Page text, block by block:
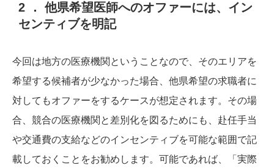
2 ． 他県希望医師へのオファーには、イン
センティブを明記
今回は地方の医療機関ということなので、そのエリアを
希望する候補者が少なかった場合、他県希望の求職者に
対してもオファーをするケースが想定されます。その場
合、競合の医療機関と差別化を図るためにも、赴任手当
や交通費の支給などのインセンティブを可能な範囲で記
載しておくことをお勧めします。可能であれば、「実際